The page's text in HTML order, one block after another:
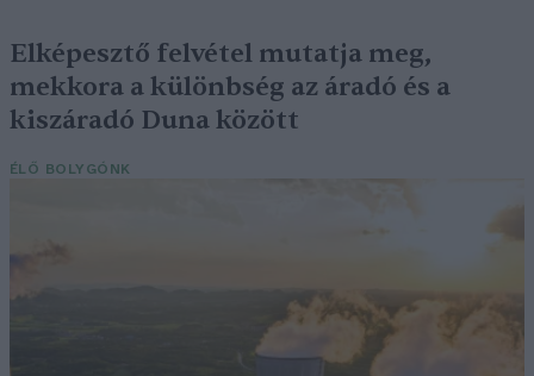
Elképesztő felvétel mutatja meg,
mekkora a különbség az áradó és a
kiszáradó Duna között
ÉLŐ BOLYGÓNK